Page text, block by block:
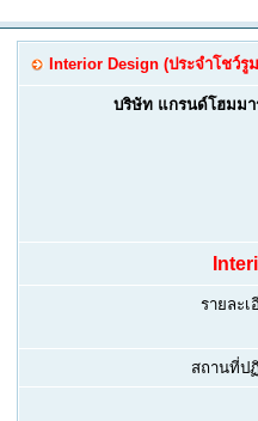
Interior Design (ประจำโชว์
บริษัท แกรนด์โฮมม
รายละ
สถานที่ป